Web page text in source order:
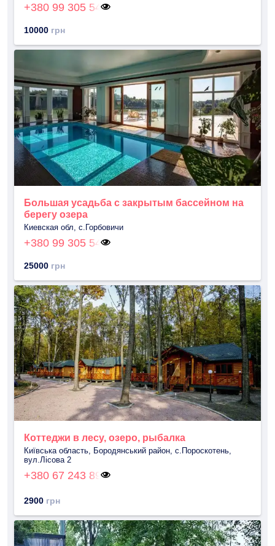
+380 99 305 54
10000 грн
Большая усадьба с закрытым бассейном на
берегу озера
Киевская обл, с.Горбовичи
+380 99 305 54
25000 грн
Коттеджи в лесу, озеро, рыбалка
Київська область, Бородянський район, с.Пороскотень,
вул.Лісова 2
+380 67 243 89
2900 грн